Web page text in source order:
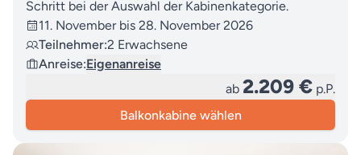
Schritt bei der Auswahl der Kabinenkategorie.
11. November bis 28. November 2026
Teilnehmer:2 Erwachsene
Anreise:Eigenanreise
ab 2.209 € p.P.
Balkonkabine wählen